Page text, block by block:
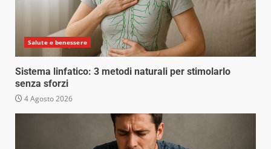
Salute e benessere
Sistema linfatico: 3 metodi naturali per stimolarlo
senza sforzi
4 Agosto 2026